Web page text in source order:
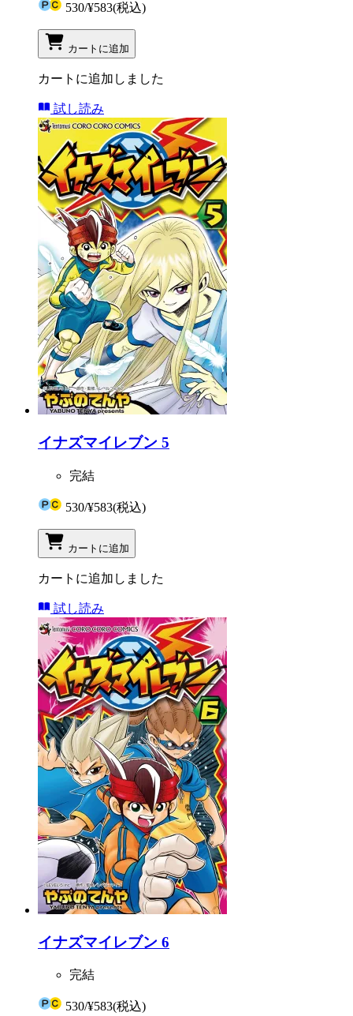
530/¥583(税込)
カートに追加
カートに追加しました
試し読み
イナズマイレブン 5
完結
530/¥583(税込)
カートに追加
カートに追加しました
試し読み
イナズマイレブン 6
完結
530/¥583(税込)